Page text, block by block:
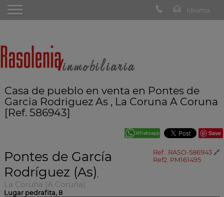
Casa de pueblo en venta en Pontes de
Garcia Rodriguez As , La Coruna A Coruna
[Ref. 586943]
Save
Ref.. RASO-586943 🔗
Ref2. PM161495
Pontes de García
Rodríguez (As),
La Coruña (A Coruña)
Lugar pedrafita, 8